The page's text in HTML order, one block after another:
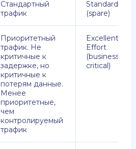
Стандартный
трафик
Standard
(spare)
Приоритетный
трафик. Не
критичные к
задержке, но
критичные к
потерям данные.
Менее
приоритетные,
чем
контролируемый
трафик
Excellent
Effort
(business
critical)